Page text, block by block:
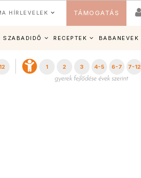
HÍRLEVELEK TÁMOGATÁS
SZABADIDŐ RECEPTEK BABANEVEK
12 1 2 3 4-5 6-7 7-12